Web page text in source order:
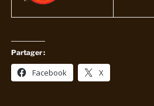
Partager :
Facebook X